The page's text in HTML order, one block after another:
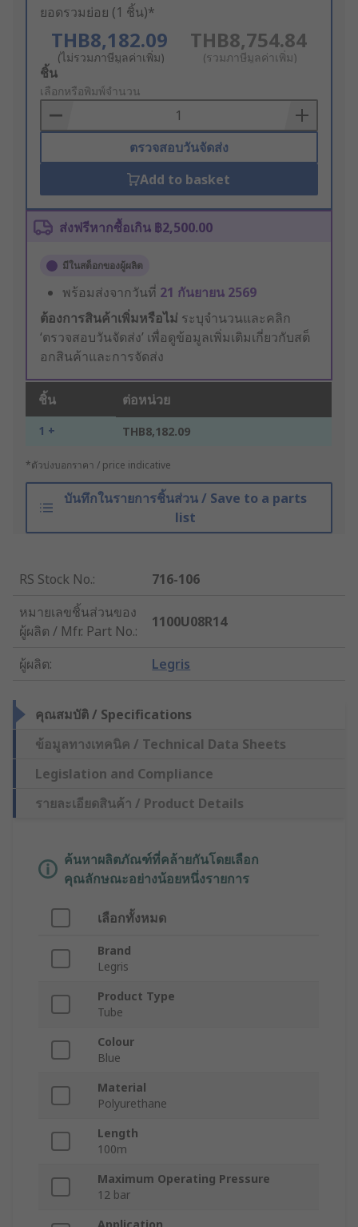
ยอดรวมย่อย (1 ชิ้น)*
THB8,182.09
(ไม่รวมภาษีมูลค่าเพิ่ม)
THB8,754.84
(รวมภาษีมูลค่าเพิ่ม)
Add
to
Basket
ชิ้น
เลือกหรือพิมพ์จำนวน
ตรวจสอบวันจัดส่ง
Add to basket
ส่งฟรีหากซื้อเกิน ฿2,500.00
มีในสต็อกของผู้ผลิต
พร้อมส่งจากวันที่ 21 กันยายน 2569
ต้องการสินค้าเพิ่มหรือไม่ ระบุจำนวนและคลิก
‘ตรวจสอบวันจัดส่ง’ เพื่อดูข้อมูลเพิ่มเติมเกี่ยวกับสต็
อกสินค้าและการจัดส่ง
ชิ้น ต่อหน่วย
1 + THB8,182.09
*ตัวบ่งบอกราคา / price indicative
บันทึกในรายการชิ้นส่วน / Save to a parts
list
RS Stock No.:
716-106
หมายเลขชิ้นส่วนของ
ผู้ผลิต / Mfr. Part No.:
1100U08R14
ผู้ผลิต: Legris
คุณสมบัติ / Specifications
ข้อมูลทางเทคนิค / Technical Data Sheets
Legislation and Compliance
รายละเอียดสินค้า / Product Details
ค้นหาผลิตภัณฑ์ที่คล้ายกันโดยเลือก
คุณลักษณะอย่างน้อยหนึ่งรายการ
เลือกทั้งหมด
Brand
Legris
Product Type
Tube
Colour
Blue
Material
Polyurethane
Length
100m
Maximum Operating Pressure
12 bar